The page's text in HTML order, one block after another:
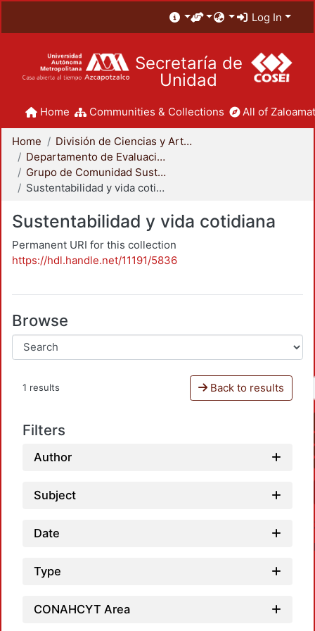
Log In
Secretaría de
Unidad
Home Communities & Collections All of
Home
División de Ciencias y Artes para el Diseño
Departamento de Evaluación del Diseño en el Tiempo
Grupo de Comunidad Sustentable
Sustentabilidad y vida cotidiana
Sustentabilidad y vida cotidiana
Permanent URI for this collection
https://hdl.handle.net/11191/5836
Browse
1 results Back to results
Filters
Author
Subject
Date
Type
CONAHCYT Area